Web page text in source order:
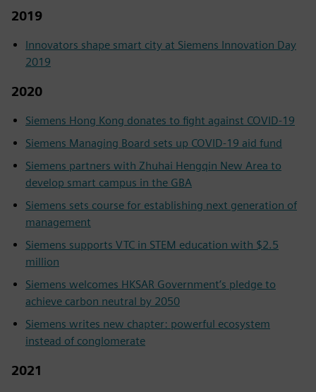
2019
Innovators shape smart city at Siemens Innovation Day
2019
2020
Siemens Hong Kong donates to fight against COVID-19
Siemens Managing Board sets up COVID-19 aid fund
Siemens partners with Zhuhai Hengqin New Area to
develop smart campus in the GBA
Siemens sets course for establishing next generation of
management
Siemens supports VTC in STEM education with $2.5
million
Siemens welcomes HKSAR Government’s pledge to
achieve carbon neutral by 2050
Siemens writes new chapter: powerful ecosystem
instead of conglomerate
2021